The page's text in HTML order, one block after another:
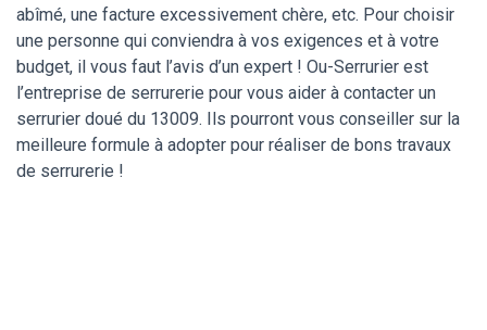
abîmé, une facture excessivement chère, etc. Pour choisir
une personne qui conviendra à vos exigences et à votre
budget, il vous faut l’avis d’un expert ! Ou-Serrurier est
l’entreprise de serrurerie pour vous aider à contacter un
serrurier doué du 13009. Ils pourront vous conseiller sur la
meilleure formule à adopter pour réaliser de bons travaux
de serrurerie !